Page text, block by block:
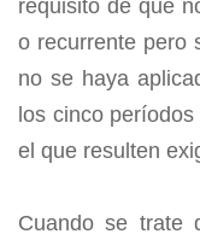
requisito de que
o recurrente pero
no se haya
los cinco
el que resulten
Cuando se trate